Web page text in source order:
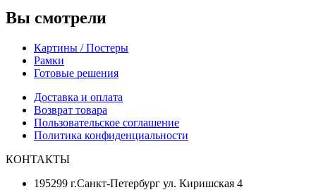
Вы смотрели
Картины / Постеры
Рамки
Готовые решения
Доставка и оплата
Возврат товара
Пользовательское соглашение
Политика конфиденциальности
КОНТАКТЫ
195299 г.Санкт-Петербург ул. Киришская 4